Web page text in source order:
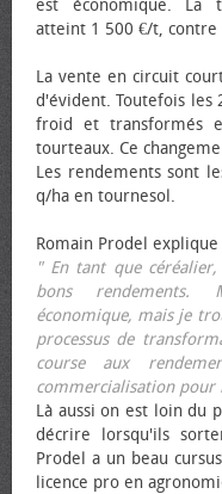
est économique. La
atteint 1 500 €/t, contre
La vente en circuit
d'évident. Toutefois les
froid et transformés
tourteaux. Ce
Les rendements sont
q/ha en tournesol.
Romain Prodel explique
" En tant que
bons rendements.
économique, mais je
processus de
course aux
commercialisation
Là aussi on est loin du
décrire lorsqu'ils
Prodel a un beau
licence pro en